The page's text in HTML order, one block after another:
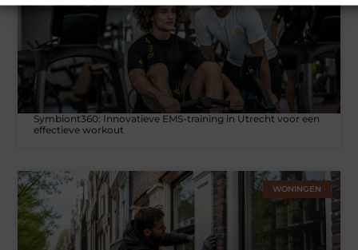
Symbiont360: Innovatieve EMS-training in Utrecht voor een
effectieve workout
WONINGEN